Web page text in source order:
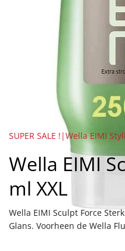
SUPER SALE !|Wella EIMI
Wella EIMI
ml XXL
Wella EIMI Sculpt Force
Glans. Voorheen de Wella